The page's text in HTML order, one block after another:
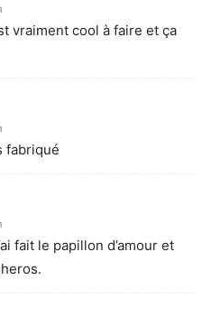
vraiment cool à faire et ça
fabriqué
fait le papillon d’amour et